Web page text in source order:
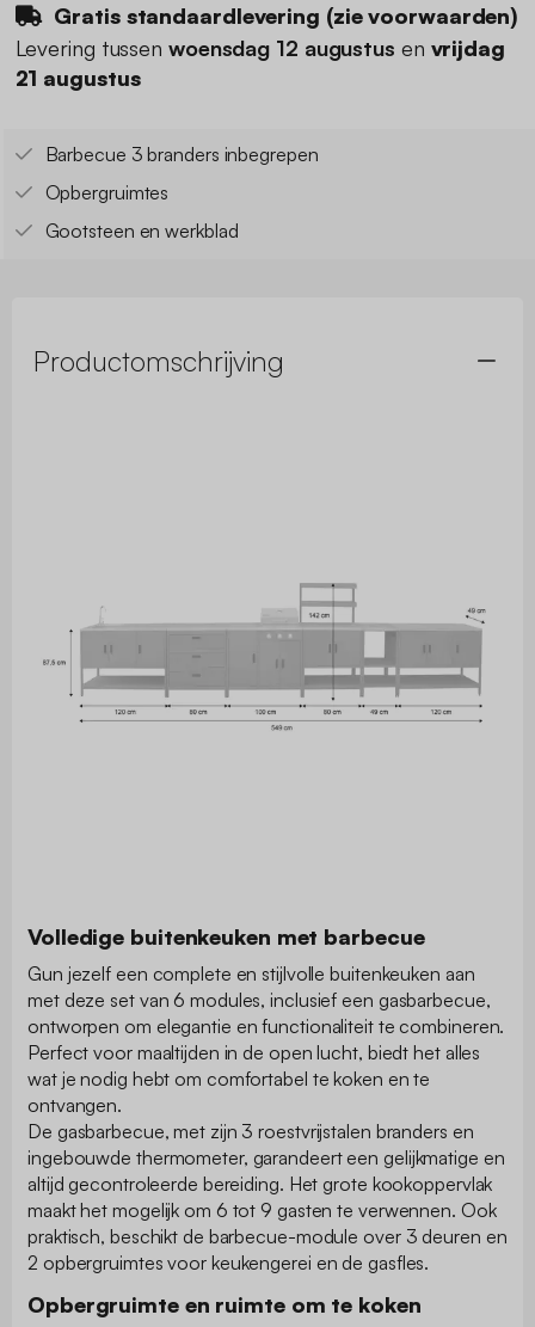
Gratis standaardlevering (zie voorwaarden)
Levering tussen woensdag 12 augustus en vrijdag
21 augustus
Barbecue 3 branders inbegrepen
Opbergruimtes
Gootsteen en werkblad
Productomschrijving
Volledige buitenkeuken met barbecue
Gun jezelf een complete en stijlvolle buitenkeuken aan
met deze set van 6 modules, inclusief een gasbarbecue,
ontworpen om elegantie en functionaliteit te combineren.
Perfect voor maaltijden in de open lucht, biedt het alles
wat je nodig hebt om comfortabel te koken en te
ontvangen.
De gasbarbecue, met zijn 3 roestvrijstalen branders en
ingebouwde thermometer, garandeert een gelijkmatige en
altijd gecontroleerde bereiding. Het grote kookoppervlak
maakt het mogelijk om 6 tot 9 gasten te verwennen. Ook
praktisch, beschikt de barbecue-module over 3 deuren en
2 opbergruimtes voor keukengerei en de gasfles.
Opbergruimte en ruimte om te koken